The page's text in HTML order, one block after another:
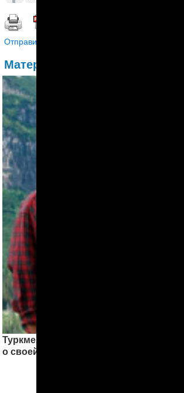
Отправить другу
Материалы по теме:
Туркменистан: Бывшие волонтеры
о своей работе